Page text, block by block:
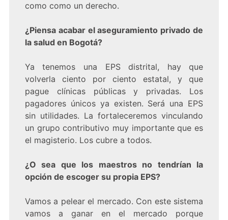
como como un derecho.
¿Piensa acabar el aseguramiento privado de
la salud en Bogotá?
Ya tenemos una EPS distrital, hay que
volverla ciento por ciento estatal, y que
pague clínicas públicas y privadas. Los
pagadores únicos ya existen. Será una EPS
sin utilidades. La fortaleceremos vinculando
un grupo contributivo muy importante que es
el magisterio. Los cubre a todos.
¿O sea que los maestros no tendrían la
opción de escoger su propia EPS?
Vamos a pelear el mercado. Con este sistema
vamos a ganar en el mercado porque